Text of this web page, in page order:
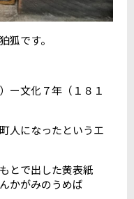
狐です。
ー文化７年（１８１
人になったというエ
とで出した黄表紙
かがみのうめば